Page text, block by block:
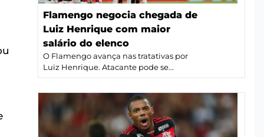
Flamengo negocia chegada de
Luiz Henrique com maior
salário do elenco
O Flamengo avança nas tratativas por
Luiz Henrique. Atacante pode se...